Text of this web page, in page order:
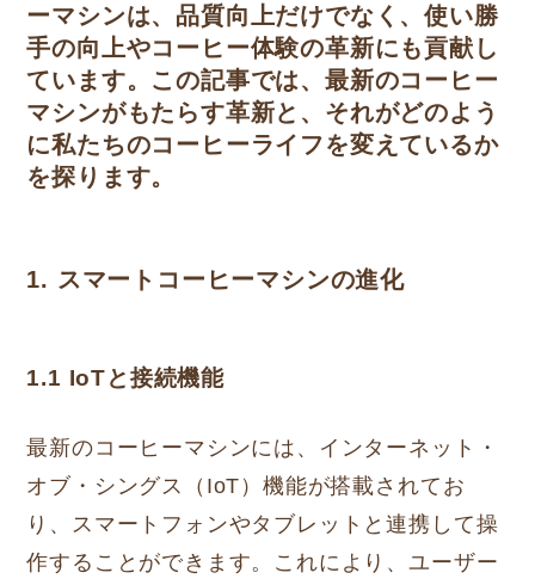
ーマシンは、品質向上だけでなく、使い勝
手の向上やコーヒー体験の革新にも貢献し
ています。この記事では、最新のコーヒー
マシンがもたらす革新と、それがどのよう
に私たちのコーヒーライフを変えているか
を探ります。
1. スマートコーヒーマシンの進化
1.1 IoTと接続機能
最新のコーヒーマシンには、インターネット・
オブ・シングス（IoT）機能が搭載されてお
り、スマートフォンやタブレットと連携して操
作することができます。これにより、ユーザー